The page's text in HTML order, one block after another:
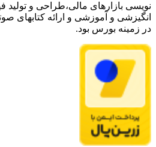
مالی،طراحی و تولید فیلتر هایی
آموزشی و ارائه کتابهای صوتی و
بود.